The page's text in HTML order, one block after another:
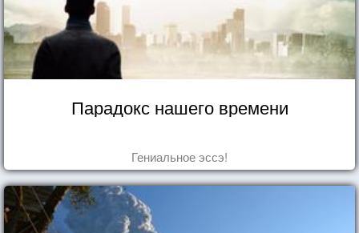
Парадокс нашего времени
Гениальное эссэ!